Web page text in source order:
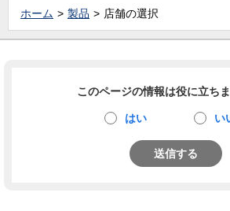
ホーム 製品 店舗の選択
このページの情報は役に立ち
はい い
送信する